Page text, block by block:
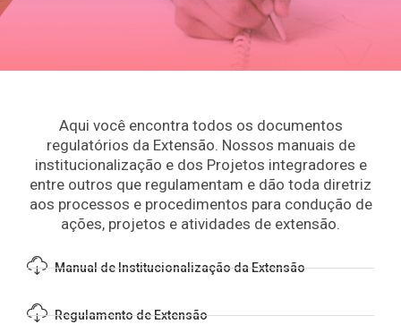
Aqui você encontra todos os documentos
regulatórios da Extensão. Nossos manuais de
institucionalização e dos Projetos integradores e
entre outros que regulamentam e dão toda diretriz
aos processos e procedimentos para condução de
ações, projetos e atividades de extensão.
Manual de Institucionalização da Extensão
Regulamento de Extensão